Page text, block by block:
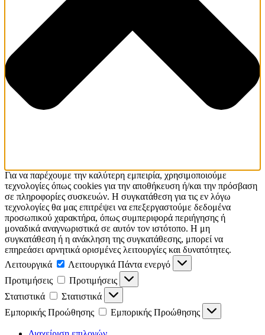
Για να παρέχουμε την καλύτερη εμπειρία, χρησιμοποιούμε
τεχνολογίες όπως cookies για την αποθήκευση ή/και την πρόσβαση
σε πληροφορίες συσκευών. Η συγκατάθεση για τις εν λόγω
τεχνολογίες θα μας επιτρέψει να επεξεργαστούμε δεδομένα
προσωπικού χαρακτήρα, όπως συμπεριφορά περιήγησης ή
μοναδικά αναγνωριστικά σε αυτόν τον ιστότοπο. Η μη
συγκατάθεση ή η ανάκληση της συγκατάθεσης, μπορεί να
επηρεάσει αρνητικά ορισμένες λειτουργίες και δυνατότητες.
Λειτουργικά
Λειτουργικά Πάντα ενεργό
Προτιμήσεις
Προτιμήσεις
Στατιστικά
Στατιστικά
Εμπορικής Προώθησης
Εμπορικής Προώθησης